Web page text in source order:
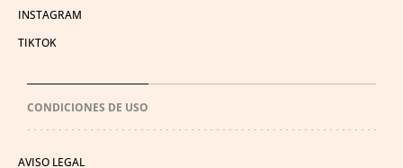
INSTAGRAM
TIKTOK
CONDICIONES DE USO
AVISO LEGAL